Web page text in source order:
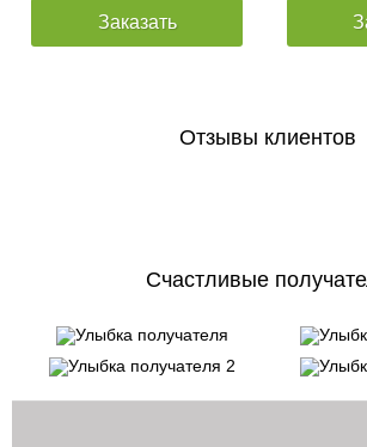
Заказать
Отзывы клиентов
Счастливые